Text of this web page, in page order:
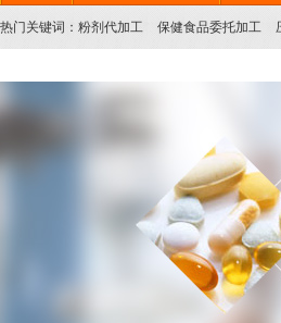
热门关键词： 粉剂代加工 保健食品委托加工